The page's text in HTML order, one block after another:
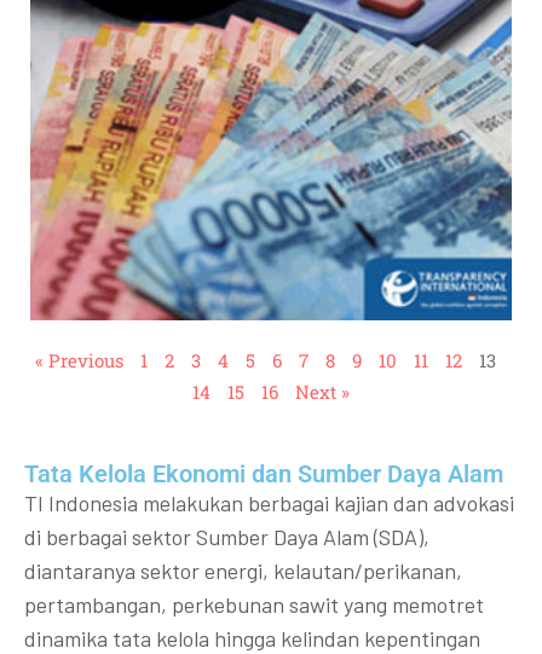
« Previous 1 2 3 4 5 6 7 8 9 10 11 12
13
14
15 16 Next »
Tata Kelola Ekonomi dan Sumber Daya Alam
TI Indonesia melakukan berbagai kajian dan advokasi
di berbagai sektor Sumber Daya Alam (SDA),
diantaranya sektor energi, kelautan/perikanan,
pertambangan, perkebunan sawit yang memotret
dinamika tata kelola hingga kelindan kepentingan